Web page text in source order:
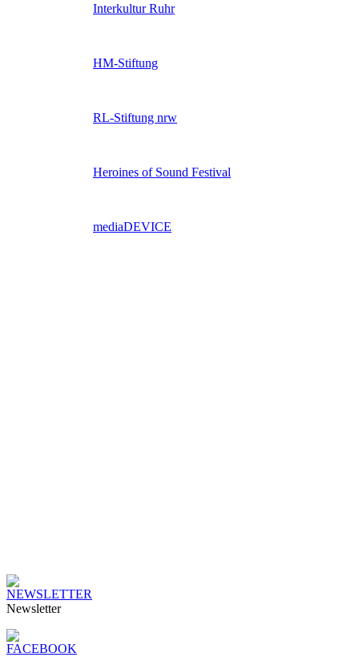
Interkultur Ruhr
HM-Stiftung
RL-Stiftung nrw
Heroines of Sound Festival
mediaDEVICE
Newsletter